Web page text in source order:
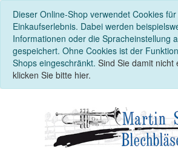
Dieser Online-Shop verwendet Cookies
Einkaufserlebnis. Dabei werden
Informationen oder die Spracheinstellung
gespeichert. Ohne Cookies ist der
Shops eingeschränkt. Sind Sie damit nicht
klicken Sie bitte hier.